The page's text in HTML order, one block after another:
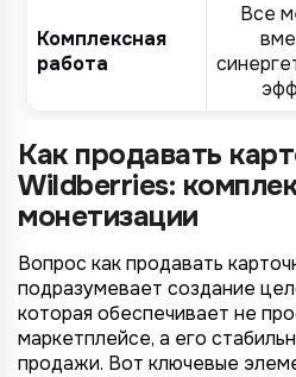
Комплексная
работа
Все
Как продавать
Wildberries:
монетизации
Вопрос как продавать
подразумевает создание
которая обеспечивает не
маркетплейсе, а его
продажи. Вот ключевые